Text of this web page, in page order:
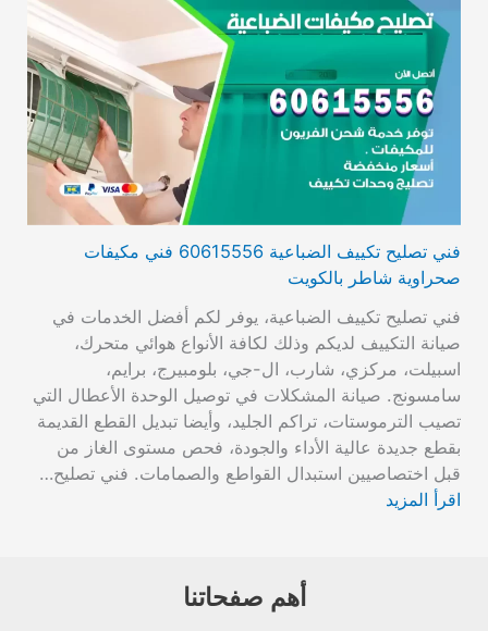
فني تصليح تكييف الضباعية 60615556 فني مكيفات
صحراوية شاطر بالكويت
فني تصليح تكييف الضباعية، يوفر لكم أفضل الخدمات في
صيانة التكييف لديكم وذلك لكافة الأنواع هوائي متحرك،
اسبيلت، مركزي، شارب، ال-جي، بلومبيرج، برايم،
سامسونج. صيانة المشكلات في توصيل الوحدة الأعطال التي
تصيب الترموستات، تراكم الجليد، وأيضا تبديل القطع القديمة
بقطع جديدة عالية الأداء والجودة، فحص مستوى الغاز من
قبل اختصاصيين استبدال القواطع والصمامات. فني تصليح…
اقرأ المزيد
أهم صفحاتنا